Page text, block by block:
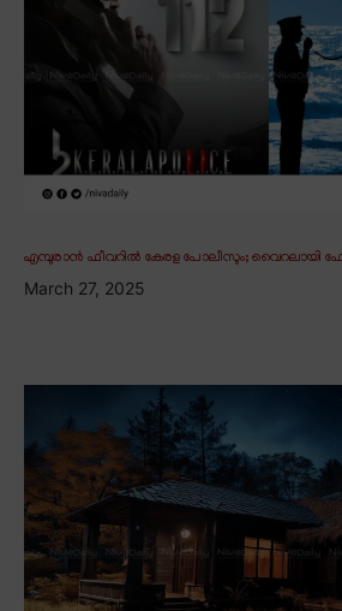
എമ്പുരാൻ ഫീവറിൽ കേരള പോലീസും; വൈറലായി
March 27, 2025